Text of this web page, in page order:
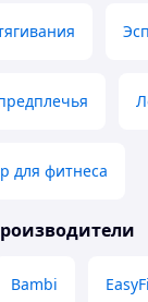
для фитнеса
Bambi